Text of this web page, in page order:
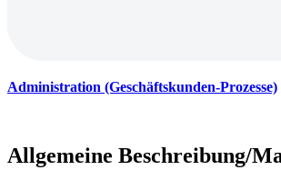
Administration (Geschäftskunden-Prozesse)
Allgemeine Beschreibung/